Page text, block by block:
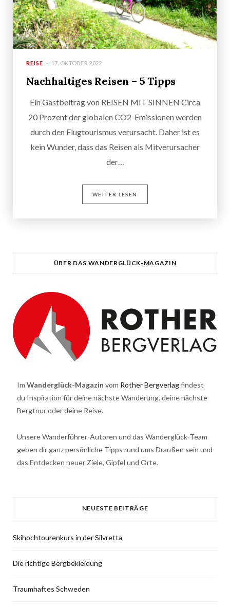
REISE 17. OKTOBER 2022
Nachhaltiges Reisen – 5 Tipps
Ein Gastbeitrag von REISEN MIT SINNEN Circa
20 Prozent der globalen CO2-Emissionen werden
durch den Flugtourismus verursacht. Daher ist es
kein Wunder, dass das Reisen als Mitverursacher
der…
WEITER LESEN
ÜBER DAS WANDERGLÜCK-MAGAZIN
Im Wanderglück-Magazin vom Rother Bergverlagfindest
du Inspiration für deine nächste Wanderung, deine nächste
Bergtour oder deine Reise.
Unsere Wanderführer-Autoren und das Wanderglück-Team
geben dir ganz persönliche Tipps rund ums Draußen sein und
das Entdecken neuer Ziele, Gipfel und Orte.
NEUESTE BEITRÄGE
Skihochtourenkurs in der Silvretta
Die richtige Bergbekleidung
Traumhaftes Schweden